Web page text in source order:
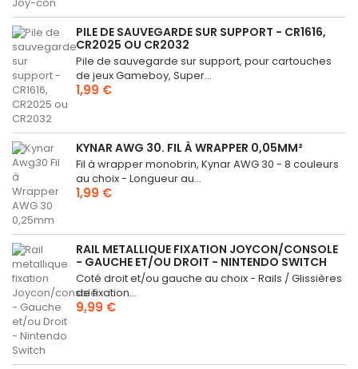
PILE DE SAUVEGARDE SUR SUPPORT - CR1616,
CR2025 OU CR2032
Pile de sauvegarde sur support, pour cartouches
de jeux Gameboy, Super...
1,99 €
KYNAR AWG 30. FIL À WRAPPER 0,05MM²
Fil à wrapper monobrin, Kynar AWG 30 - 8 couleurs
au choix - Longueur au...
1,99 €
RAIL METALLIQUE FIXATION JOYCON/CONSOLE
- GAUCHE ET/OU DROIT - NINTENDO SWITCH
Coté droit et/ou gauche au choix - Rails / Glissières
de fixation...
9,99 €